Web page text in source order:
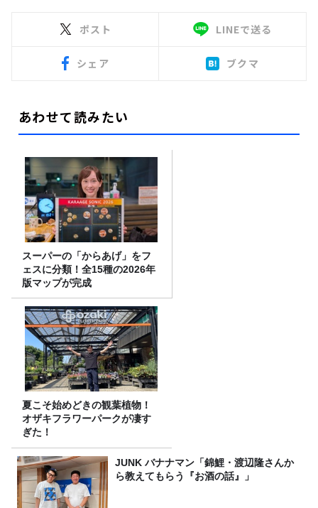
ポスト LINEで送る
シェア ブクマ
あわせて読みたい
スーパーの「からあげ」をフ
ェスに分類！全15種の2026年
版マップが完成
夏こそ始めどきの観葉植物！
オザキフラワーパークが凄す
ぎた！
JUNK バナナマン「錦鯉・渡辺隆さんか
ら教えてもらう『お酒の話』」